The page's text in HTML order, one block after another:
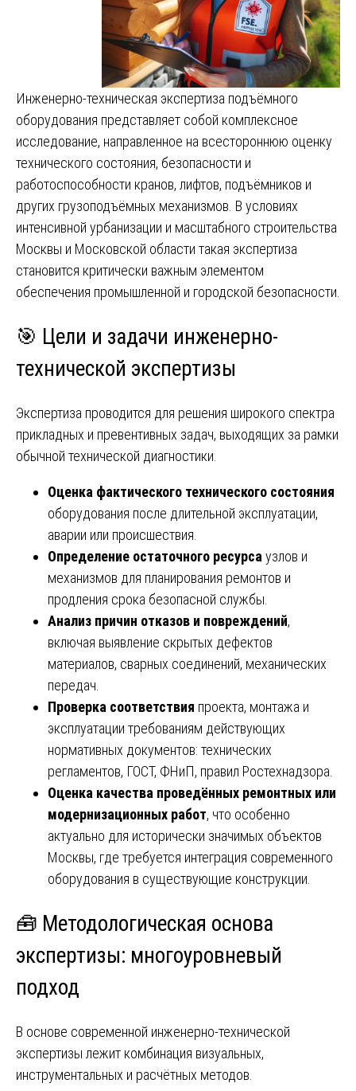
Инженерно-техническая экспертиза подъёмного
оборудования представляет собой комплексное
исследование, направленное на всестороннюю оценку
технического состояния, безопасности и
работоспособности кранов, лифтов, подъёмников и
других грузоподъёмных механизмов. В условиях
интенсивной урбанизации и масштабного строительства
Москвы и Московской области такая экспертиза
становится критически важным элементом
обеспечения промышленной и городской безопасности.
🎯 Цели и задачи инженерно-
технической экспертизы
Экспертиза проводится для решения широкого спектра
прикладных и превентивных задач, выходящих за рамки
обычной технической диагностики.
Оценка фактического технического состояния
оборудования после длительной эксплуатации,
аварии или происшествия.
Определение остаточного ресурсаузлов и
механизмов для планирования ремонтов и
продления срока безопасной службы.
Анализ причин отказов и повреждений,
включая выявление скрытых дефектов
материалов, сварных соединений, механических
передач.
Проверка соответствия проекта, монтажа и
эксплуатации требованиям действующих
нормативных документов: технических
регламентов, ГОСТ, ФНиП, правил Ростехнадзора.
Оценка качества проведённых ремонтных или
модернизационных работ, что особенно
актуально для исторически значимых объектов
Москвы, где требуется интеграция современного
оборудования в существующие конструкции.
🧰 Методологическая основа
экспертизы: многоуровневый
подход
В основе современной инженерно-технической
экспертизы лежит комбинация визуальных,
инструментальных и расчётных методов.